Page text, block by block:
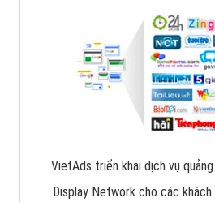
VietAds triển khai dịch vụ
Display Network cho các khách